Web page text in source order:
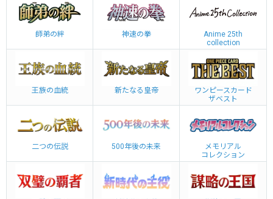
師弟の絆 神速の拳
Anime 25th
collection
王族の血統 新たなる皇帝
ワンピースカード
ザベスト
二つの伝説 500年後の未来
メモリアル
コレクション